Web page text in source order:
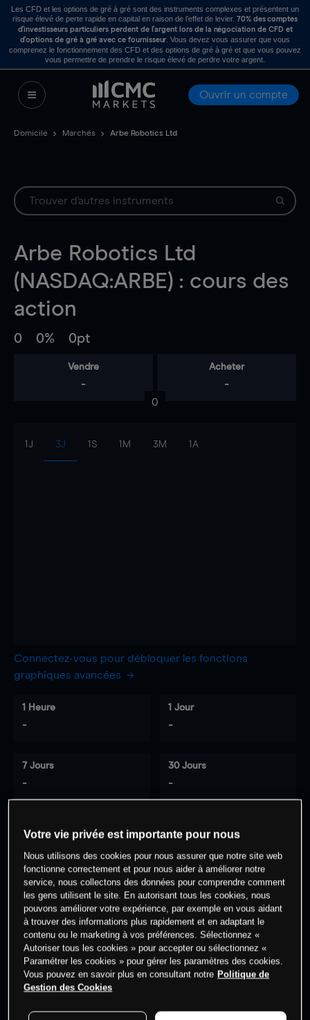
Les CFD et les options de gré à gré sont des instruments complexes et présentent un
risque élevé de perte rapide en capital en raison de l’effet de levier. 70% des comptes
d’investisseurs particuliers perdent de l’argent lors de la négociation de CFD et
d’options de gré à gré avec ce fournisseur . Vous devez vous assurer que vous
comprenez le fonctionnement des CFD et des options de gré à gré et que vous pouvez
vous permettre de prendre le risque élevé de perdre votre argent.
Ouvrir un compte
Domicile Marchés Arbe Robotics Ltd
Arbe Robotics Ltd
(NASDAQ:ARBE) : cours des
action
0 0% 0pt
Vendre
-
Acheter
-
0
1J 3J 1S 1M 3M 1A
Connectez-vous pour débloquer les fonctions
graphiques avancées
1 Heure
-
1 Jour
-
7 Jours
-
30 Jours
-
0 % des clients ont une position à
cet actif
Commencez à trader
dernières données du marché.Log into see latest
Votre vie privée est importante pour nous
Nous utilisons des cookies pour nous assurer que notre site web
fonctionne correctement et pour nous aider à améliorer notre
service, nous collectons des données pour comprendre comment
les gens utilisent le site. En autorisant tous les cookies, nous
pouvons améliorer votre expérience, par exemple en vous aidant
à trouver des informations plus rapidement et en adaptant le
contenu ou le marketing à vos préférences. Sélectionnez «
Autoriser tous les cookies » pour accepter ou sélectionnez «
Paramétrer les cookies » pour gérer les paramètres des cookies.
Vous pouvez en savoir plus en consultant notre Politique de
Gestion des Cookies